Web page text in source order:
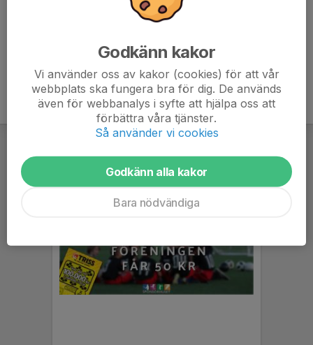
Godkänn kakor
Vi använder oss av kakor (cookies) för att vår
webbplats ska fungera bra för dig. De används
även för webbanalys i syfte att hjälpa oss att
förbättra våra tjänster.
Så använder vi cookies
Godkänn alla kakor
Bara nödvändiga